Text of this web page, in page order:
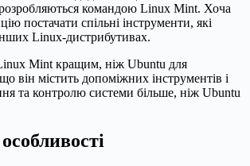
командою Linux Mint. Хоча
постачати спільні інструменти, які
Linux-дистрибутивах.
Mint кращим, ніж Ubuntu для
він містить допоміжних інструментів і
та контролю системи більше, ніж Ubuntu